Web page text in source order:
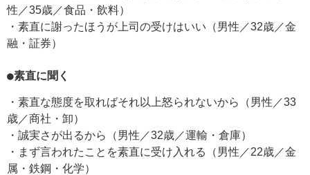
性／35歳／食品・飲料）
・素直に謝ったほうが上司の受けはいい（男性／32歳／金
融・証券）
●素直に聞く
・素直な態度を取ればそれ以上怒られないから（男性／33
歳／商社・卸）
・誠実さが出るから（男性／32歳／運輸・倉庫）
・まず言われたことを素直に受け入れる（男性／22歳／金
属・鉄鋼・化学）